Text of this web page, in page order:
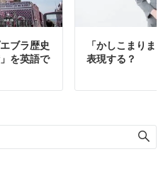
ブラ歴史
を英語で
「かしこまりま
表現する？